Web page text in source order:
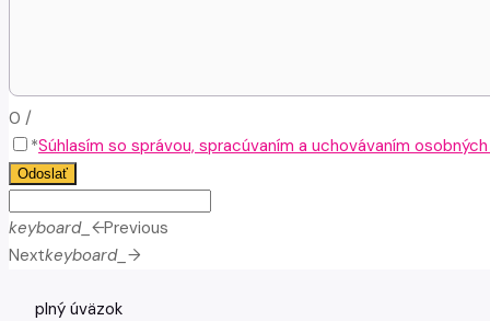
0 /
*Súhlasím so správou, spracúvaním a uchovávaním
Odoslať
keyboard_arrow_leftPrevious
Nextkeyboard_arrow_right
plný úväzok